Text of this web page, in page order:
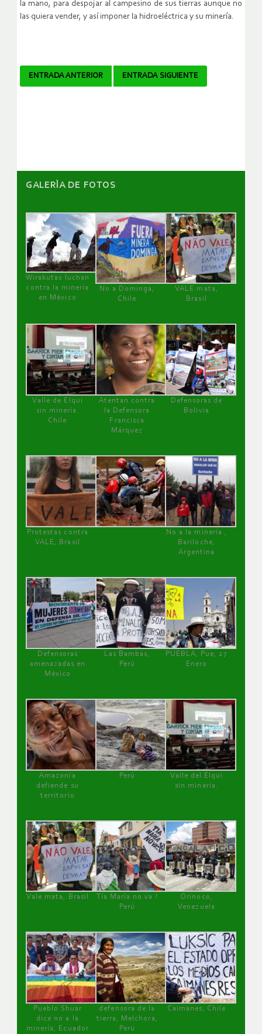
la mano, para despojar al campesino de sus tierras aunque no
las quiera vender, y así imponer la hidroeléctrica y su minería.
Navegador
ENTRADA ANTERIOR ENTRADA SIGUIENTE
GALERÌA DE FOTOS
Wirakutas luchan
contra la minería
en México
No a Dominga,
Chile
VALE mata,
Brasil
Valle de Elqui
sin minería.
Chile
Atentan contra
la Defensora
Francisca
Márquez
Defensoras de
Bolivia
Protestas contra
VALE, Brasil
No a la minería ,
Bariloche,
Argentina
Defensoras
amenazadas en
México
Las Bambas,
Perú
PUEBLA, Pue, 27
Enero
Amazonía
defiende su
territorio
Perú
Valle del Elqui
sin minería.
Vale mata, Brasil
Tía María no va !
Perú
Orinoco,
Venezuela
Pueblo Shuar
dice no a la
minería, Ecuador
defensora de la
tierra, Melchora,
Perú
Caimanes, Chile